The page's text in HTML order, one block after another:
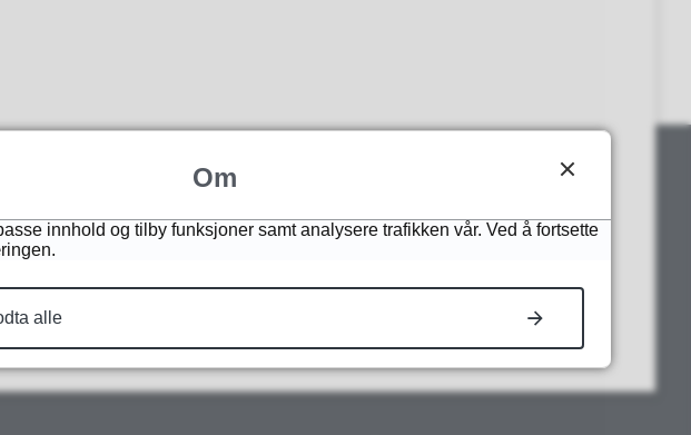
Om
innhold og tilby funksjoner samt analysere trafikken vår. Ved å fortsette
alle